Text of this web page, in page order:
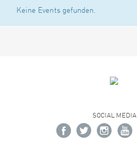
Keine Events gefunden.
SOCIAL MEDIA